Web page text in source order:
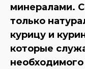
минералами.
только
курицу и
которые